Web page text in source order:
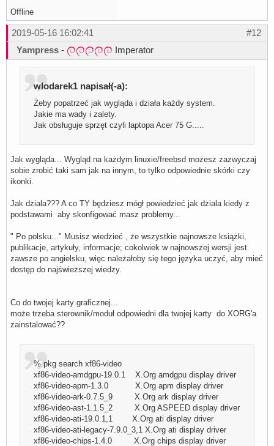
Offline
#12
2019-05-16 16:02:41
Yampress - Imperator
wlodarek1 napisał(-a):
Żeby popatrzeć jak wygląda i działa każdy system.
Jakie ma wady i zalety.
Jak obsługuje sprzęt czyli laptopa Acer 75 G.....
Jak wygląda... Wygląd na każdym linuxie/freebsd możesz zazwyczaj
sobie zrobić taki sam jak na innym, to tylko odpowiednie skórki czy
ikonki.
Jak dziala??? A co TY będziesz mógł powiedzieć jak dziala kiedy z
podstawami aby skonfigować masz problemy...
" Po polsku..." Musisz wiedzieć , że wszystkie najnowsze książki,
publikacje, artykuły, informacje; cokolwiek w najnowszej wersji jest
zawsze po angielsku, więc należałoby się tego języka uczyć, aby mieć
dostęp do najświeższej wiedzy.
Co do twojej karty graficznej...
może trzeba sterownik/moduł odpowiedni dla twojej karty do XORG'a
zainstalować??
% pkg search xf86-video
xf86-video-amdgpu-19.0.1 X.Org amdgpu display driver
xf86-video-apm-1.3.0 X.Org apm display driver
xf86-video-ark-0.7.5_9 X.Org ark display driver
xf86-video-ast-1.1.5_2 X.Org ASPEED display driver
xf86-video-ati-19.0.1,1 X.Org ati display driver
xf86-video-ati-legacy-7.9.0_3,1 X.Org ati display driver
xf86-video-chips-1.4.0 X.Org chips display driver